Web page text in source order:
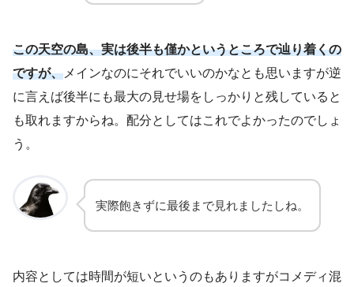
この天空の島、実は後半も僅かというところで辿り着くの
ですが、 メインなのにそれでいいのかなとも思いますが逆
に言えば後半にも最大の見せ場をしっかりと残していると
も取れますからね。配分としてはこれでよかったのでしょ
う。
実際飽きずに最後まで見れましたしね。
内容としては時間が短いというのもありますがコメディ混